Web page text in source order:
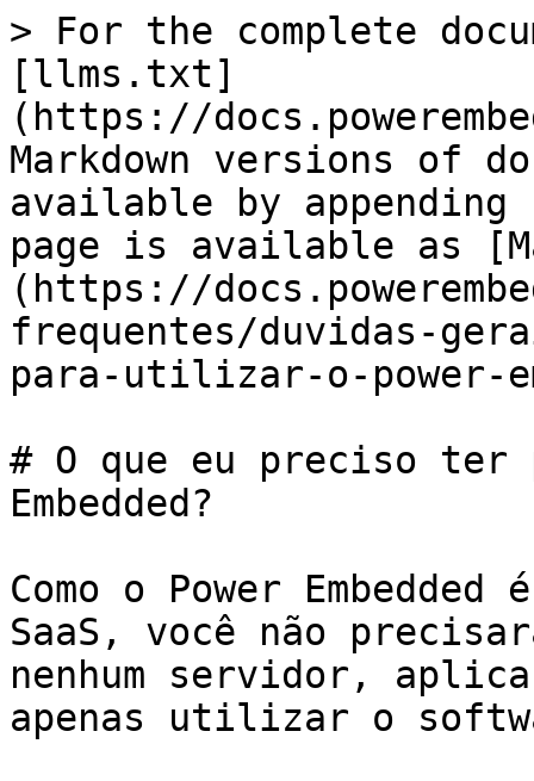
> For the complete
[llms.txt]
(https://
Markdown versions of
available by
page is available as
(https://
frequentes/duvidas-
para-utilizar-o-power-
# O que eu preciso
Embedded?
Como o Power
SaaS, você não
nenhum servidor,
apenas utilizar o